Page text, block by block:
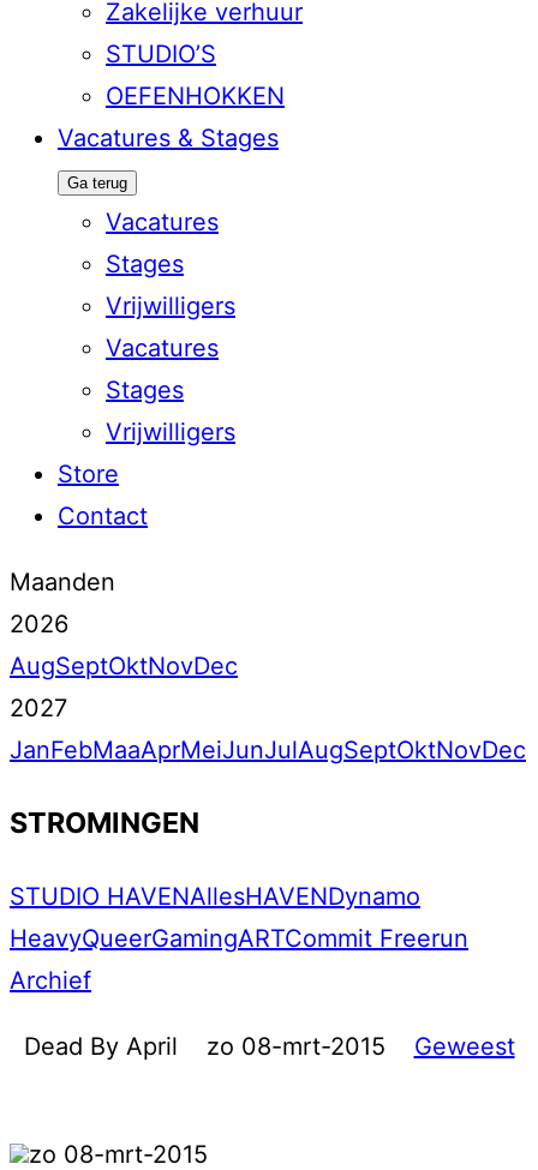
Zakelijke verhuur
STUDIO’S
OEFENHOKKEN
Vacatures & Stages
Ga terug
Vacatures
Stages
Vrijwilligers
Vacatures
Stages
Vrijwilligers
Store
Contact
Maanden
2026
AugSeptOktNovDec
2027
JanFebMaaAprMeiJunJulAugSeptOktNovDec
STROMINGEN
STUDIO HAVENAllesHAVENDynamo
HeavyQueerGamingARTCommit Freerun
Archief
Dead By April zo 08-mrt-2015 Geweest
zo 08-mrt-2015